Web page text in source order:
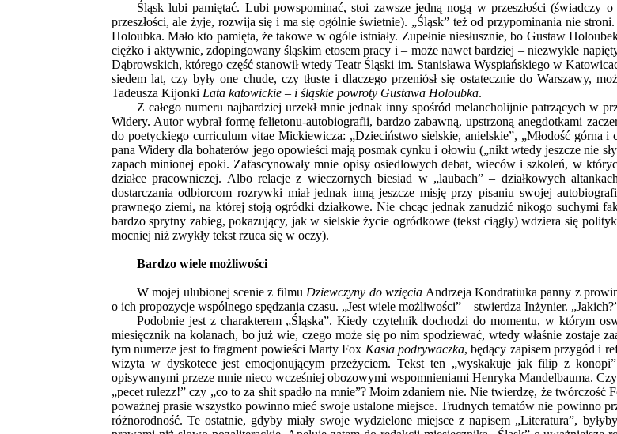
Śląsk lubi pamiętać. Lubi powspominać, stoi zawsze jedną nogą w przeszłości (świadczy
przeszłości, ale żyje, rozwija się i ma się ogólnie świetnie). „Śląsk” też od przypominania nie
Holoubka. Mało kto pamięta, że takowe w ogóle istniały. Zupełnie niesłusznie, bo Gustaw
ciężko i aktywnie, zdopingowany śląskim etosem pracy i – może nawet bardziej – niezwykle
Dąbrowskich, którego część stanowił wtedy Teatr Śląski im. Stanisława Wyspiańskiego w
siedem lat, czy były one chude, czy tłuste i dlaczego przeniósł się ostatecznie do Warszawy,
Tadeusza Kijonki Lata katowickie – i śląskie powroty Gustawa Holoubka.
Z całego numeru najbardziej urzekł mnie jednak inny spośród melancholijnie patrzących w
Widery. Autor wybrał formę felietonu-autobiografii, bardzo zabawną, upstrzoną anegdotkami
do poetyckiego curriculum vitae Mickiewicza: „Dzieciństwo sielskie, anielskie”, „Młodość górna
pana Widery dla bohaterów jego opowieści mają posmak cynku i ołowiu („nikt wtedy jeszcze nie
zapach minionej epoki. Zafascynowały mnie opisy osiedlowych debat, wieców i szkoleń, w
działce pracowniczej. Albo relacje z wieczornych biesiad w „laubach” – działkowych
dostarczania odbiorcom rozrywki miał jednak inną jeszcze misję przy pisaniu swojej
prawnego ziemi, na której stoją ogródki działkowe. Nie chcąc jednak zanudzić nikogo suchymi
bardzo sprytny zabieg, pokazujący, jak w sielskie życie ogródkowe (tekst ciągły) wdziera się
mocniej niż zwykły tekst rzuca się w oczy).
Bardzo wiele możliwości
W mojej ulubionej scenie z filmu Dziewczyny do wzięcia Andrzeja Kondratiuka panny z
o ich propozycje wspólnego spędzania czasu. „Jest wiele możliwości” – stwierdza Inżynier.
Podobnie jest z charakterem „Śląska”. Kiedy czytelnik dochodzi do momentu, w którym
miesięcznik na kolanach, bo już wie, czego może się po nim spodziewać, wtedy właśnie zostaje
tym numerze jest to fragment powieści Marty Fox Kasia podrywaczka, będący zapisem przygód i
wizyta w dyskotece jest emocjonującym przeżyciem. Tekst ten „wyskakuje jak filip z
opisywanymi przeze mnie nieco wcześniej obozowymi wspomnieniami Henryka Mandelbauma.
„pecet rulezz!” czy „co to za shit spadło na mnie”? Moim zdaniem nie. Nie twierdzę, że
poważnej prasie wszystko powinno mieć swoje ustalone miejsce. Trudnych tematów nie powinno
różnorodność. Te ostatnie, gdyby miały swoje wydzielone miejsce z napisem „Literatura”,